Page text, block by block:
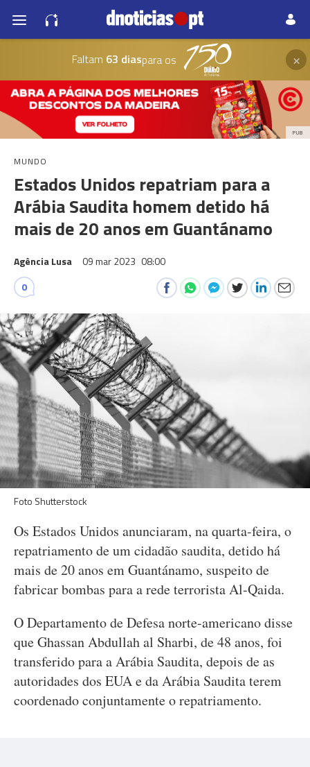
Faltam 63 diaspara os ×
PUB
MUNDO
Estados Unidos repatriam para a
Arábia Saudita homem detido há
mais de 20 anos em Guantánamo
Agência Lusa 09 mar 2023 08:00
0
Foto Shutterstock
Os Estados Unidos anunciaram, na quarta-feira, o
repatriamento de um cidadão saudita, detido há
mais de 20 anos em Guantánamo, suspeito de
fabricar bombas para a rede terrorista Al-Qaida.
O Departamento de Defesa norte-americano disse
que Ghassan Abdullah al Sharbi, de 48 anos, foi
transferido para a Arábia Saudita, depois de as
autoridades dos EUA e da Arábia Saudita terem
coordenado conjuntamente o repatriamento.